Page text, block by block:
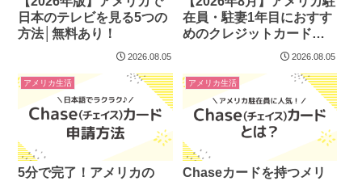
日本のテレビを見る5つの
方法│無料あり！
2026.08.05
在員・駐妻1年目におすす
めのクレジットカード発
2026.08.05
アメリカ生活
5分で完了！アメリカの
アメリカ生活
Chaseカードを持つメリ